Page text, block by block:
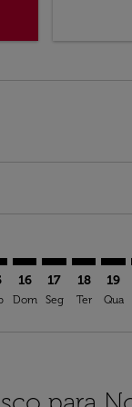
16
Dom
17
Seg
18
Ter
19
Qua